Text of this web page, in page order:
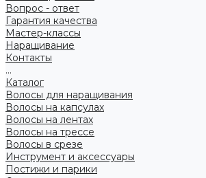
Вопрос - ответ
Гарантия качества
Мастер-классы
Наращивание
Контакты
...
Каталог
Волосы для наращивания
Волосы на капсулах
Волосы на лентах
Волосы на трессе
Волосы в срезе
Инструмент и аксессуары
Постижи и парики